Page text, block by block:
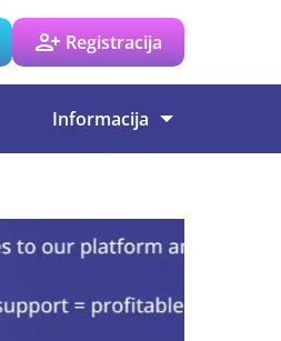
Registracija
Informacija